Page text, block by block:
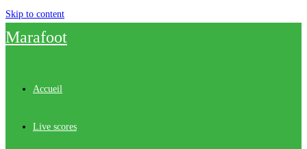
Skip to content
Marafoot
Accueil
Live scores